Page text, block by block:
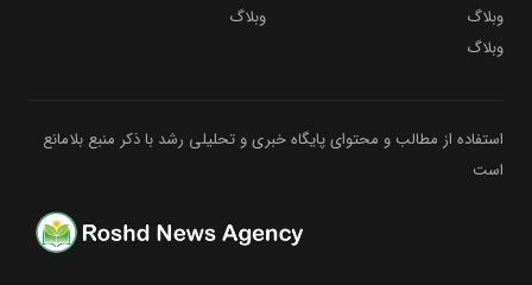
وبلاگ
وبلاگ
وبلاگ
استفاده از مطالب و محتوای پایگاه خبری و تحلیلی رشد با ذکر منبع بلامانع
است